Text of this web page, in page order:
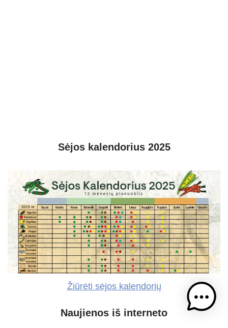
Sėjos kalendorius 2025
Žiūrėti sėjos kalendorių
Naujienos iš interneto